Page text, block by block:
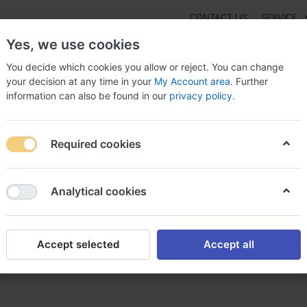
CONTACT US SERVICE
NEW
achat tinidazole avec ou sans ordonnance
avec ou sans ordonnance
Yes, we use cookies
You decide which cookies you allow or reject. You can change
your decision at any time in your My Account area. Further
information can also be found in our privacy policy.
Required cookies
Analytical cookies
Accept selected Accept all